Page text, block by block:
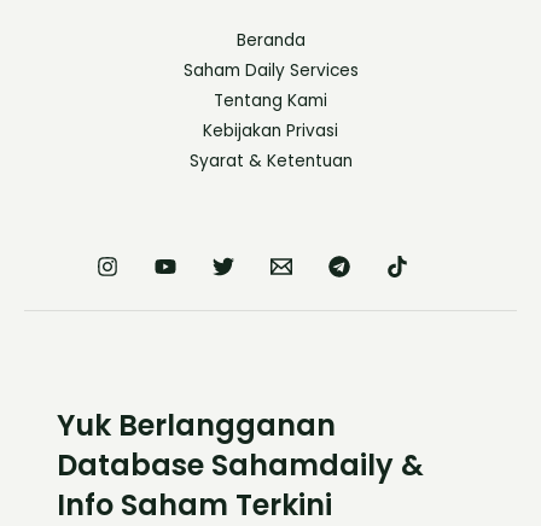
Beranda
Saham Daily Services
Tentang Kami
Kebijakan Privasi
Syarat & Ketentuan
Yuk Berlangganan
Database Sahamdaily &
Info Saham Terkini